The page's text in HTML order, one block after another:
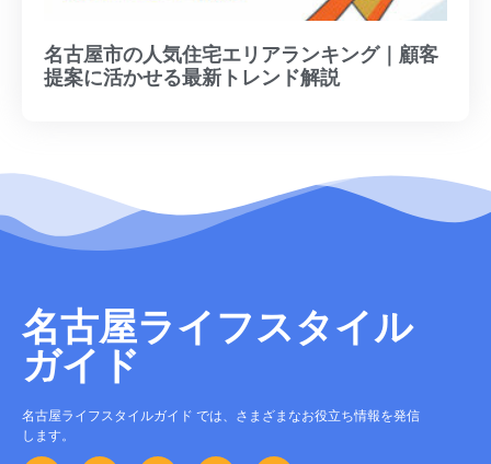
名古屋市の人気住宅エリアランキング｜顧客
提案に活かせる最新トレンド解説
名古屋ライフスタイル
ガイド
名古屋ライフスタイルガイド では、さまざまなお役立ち情報を発信
します。